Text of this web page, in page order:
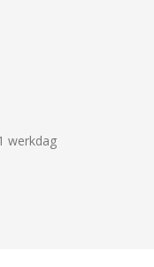
werkdag